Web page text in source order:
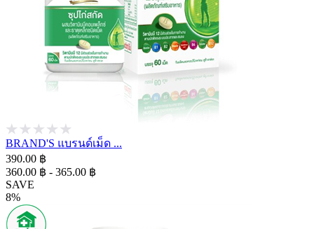
BRAND'S แบรนด์เม็ด ...
390.00 ฿
360.00 ฿ - 365.00 ฿
SAVE
8%